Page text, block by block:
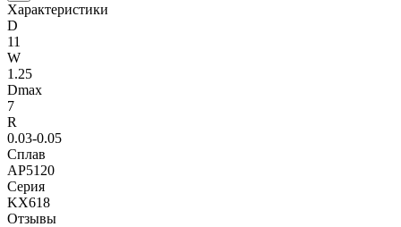
Характеристики
D
11
W
1.25
Dmax
7
R
0.03-0.05
Сплав
AP5120
Серия
KX618
Отзывы